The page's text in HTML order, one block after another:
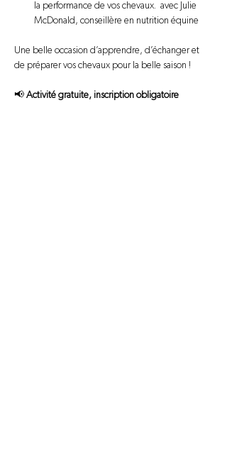
la performance de vos chevaux.  avec Julie
McDonald, conseillère en nutrition équine
Une belle occasion d’apprendre, d’échanger et
de préparer vos chevaux pour la belle saison !
📢 Activité gratuite, inscription obligatoire